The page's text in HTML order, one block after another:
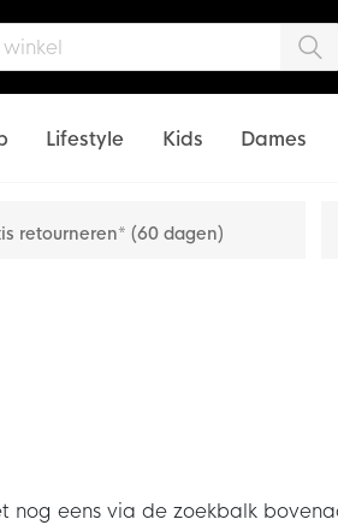
Lifestyle Kids Dames
retourneren* (60 dagen)
eens via de zoekbalk